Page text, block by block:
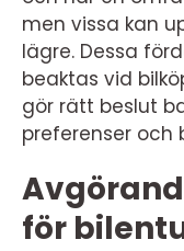
men vissa kan
lägre. Dessa
beaktas vid
gör rätt beslut
preferenser och
för